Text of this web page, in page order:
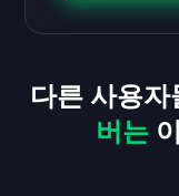
다른 사용자
버는